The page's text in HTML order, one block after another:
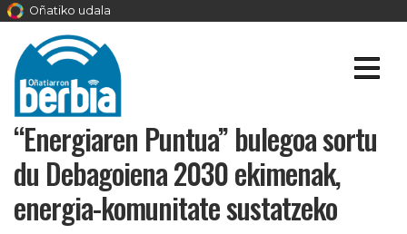
Oñatiko udala
“Energiaren Puntua” bulegoa sortu
du Debagoiena 2030 ekimenak,
energia-komunitate sustatzeko